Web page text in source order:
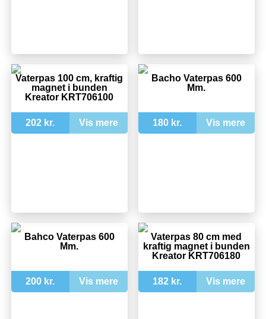
Vaterpas 100 cm, kraftig
magnet i bunden
Kreator KRT706100
202 kr. Vis mere
Bacho Vaterpas 600
Mm.
180 kr. Vis mere
Bahco Vaterpas 600
Mm.
200 kr. Vis mere
Vaterpas 80 cm med
kraftig magnet i bunden
Kreator KRT706180
182 kr. Vis mere